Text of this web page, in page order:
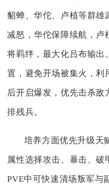
貂蝉、华佗、卢植等群雄
减怒，华佗保障续航，卢
将羁绊，最大化吕布输出
置，避免开场被集火，利
后开启爆发，优先击杀敌
排残兵。
培养方面优先升级天
属性选择攻击、暴击、破
PVE中可快速清场叛军与